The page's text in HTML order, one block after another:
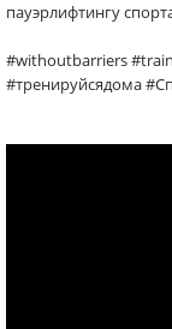
пауэрлифтингу
#withoutbarriers
#тренируйсядома